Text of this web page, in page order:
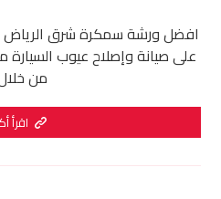
افضل ورشة سمكرة شرق
على صيانة وإصلاح عيوب
من
اقرأ